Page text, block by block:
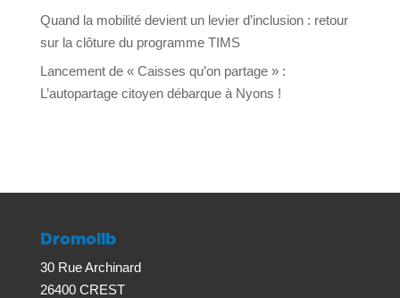
Quand la mobilité devient un levier d’inclusion : retour
sur la clôture du programme TIMS
Lancement de « Caisses qu’on partage » :
L’autopartage citoyen débarque à Nyons !
Dromolib
30 Rue Archinard
26400 CREST